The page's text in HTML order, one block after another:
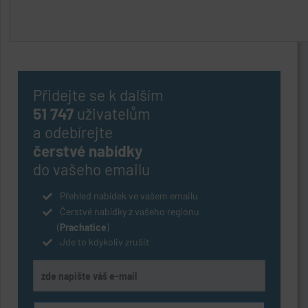
Přidejte se k dalším
51 747uživatelům
a odebírejte
čerstvé nabídky
do vašeho emailu
Přehled nabídek ve vašem emailu
Čerstvé nabídky z vašeho regionu
(Prachatice)
Jde to kdykoliv zrušit